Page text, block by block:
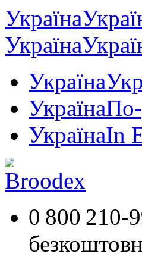
Україна
Україна
Україна
Україна
УкраїнаIn
0 800 210-